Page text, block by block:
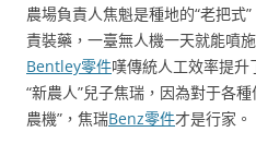
農場負責人焦魁是種地的“老把式
責裝藥，一臺無人機一天就能噴
Bentley零件嘆傳統人工效率提
“新農人”兒子焦瑞，因為對于各種
農機”，焦瑞Benz零件才是行家。